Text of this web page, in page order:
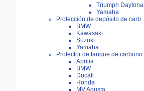
Triumph Daytona
Yamaha
Protección de depósito de carb
BMW
Kawasaki
Suzuki
Yamaha
Protector de tanque de carbono
Aprilia
BMW
Ducati
Honda
MV Agusta